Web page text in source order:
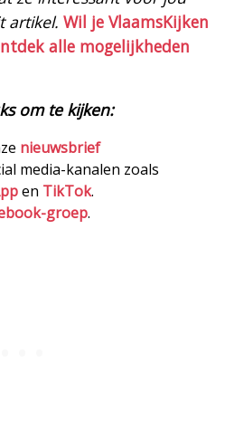
artikel. Wil je VlaamsKijken
alle mogelijkheden
om te kijken:
nieuwsbrief
media-kanalen zoals
en TikTok.
groep.